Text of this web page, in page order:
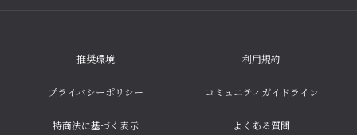
推奨環境 利用規約
プライバシーポリシー コミュニティガイドライン
特商法に基づく表示 よくある質問